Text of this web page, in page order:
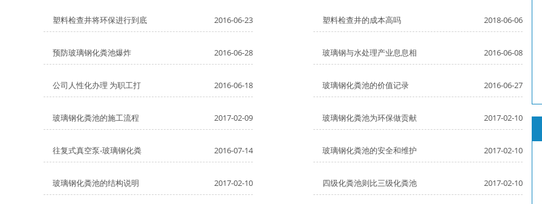
塑料检查井将环保进行到底 2016-06-23 塑料检查井的成本高吗 2018-06-06
预防玻璃钢化粪池爆炸 2016-06-28 玻璃钢与水处理产业息息相 2016-06-08
公司人性化办理 为职工打 2016-06-18 玻璃钢化粪池的价值记录 2016-06-27
玻璃钢化粪池的施工流程 2017-02-09 玻璃钢化粪池为环保做贡献 2017-02-10
往复式真空泵-玻璃钢化粪 2016-07-14 玻璃钢化粪池的安全和维护 2017-02-10
玻璃钢化粪池的结构说明 2017-02-10 四级化粪池则比三级化粪池 2017-02-10